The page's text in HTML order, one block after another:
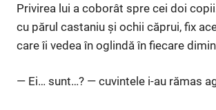
Privirea lui a coborât spre cei doi
cu părul castaniu și ochii căprui, fix
care îi vedea în oglindă în fiecare
— Ei… sunt…? — cuvintele i-au rămas